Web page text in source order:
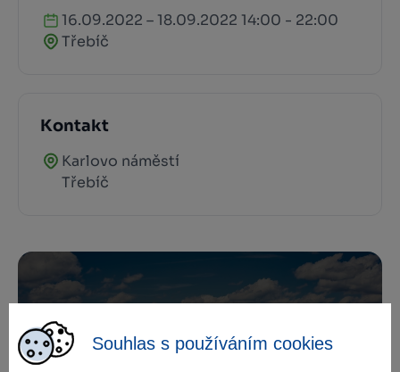
Souhlas s používáním cookies
16.09.2022 – 18.09.2022 14:00 - 22:00
Třebíč
Kontakt
Karlovo náměstí
Třebíč
Zamilujte si Vysočinu